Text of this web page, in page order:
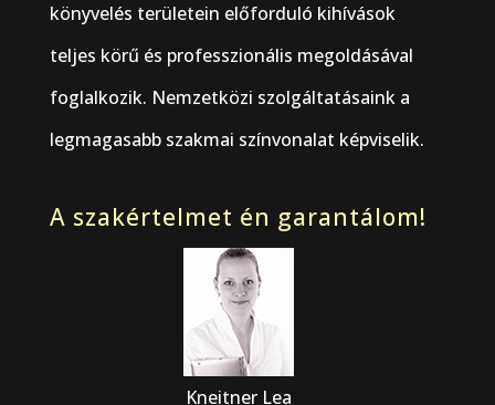
könyvelés területein előforduló kihívások
teljes körű és professzionális megoldásával
foglalkozik. Nemzetközi szolgáltatásaink a
legmagasabb szakmai színvonalat képviselik.
A szakértelmet én garantálom!
Kneitner Lea